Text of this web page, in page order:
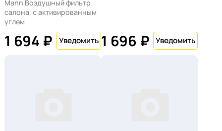
Mann Воздушный фильтр
салона, с активированным
углем
1 694 ₽ 1 696 ₽